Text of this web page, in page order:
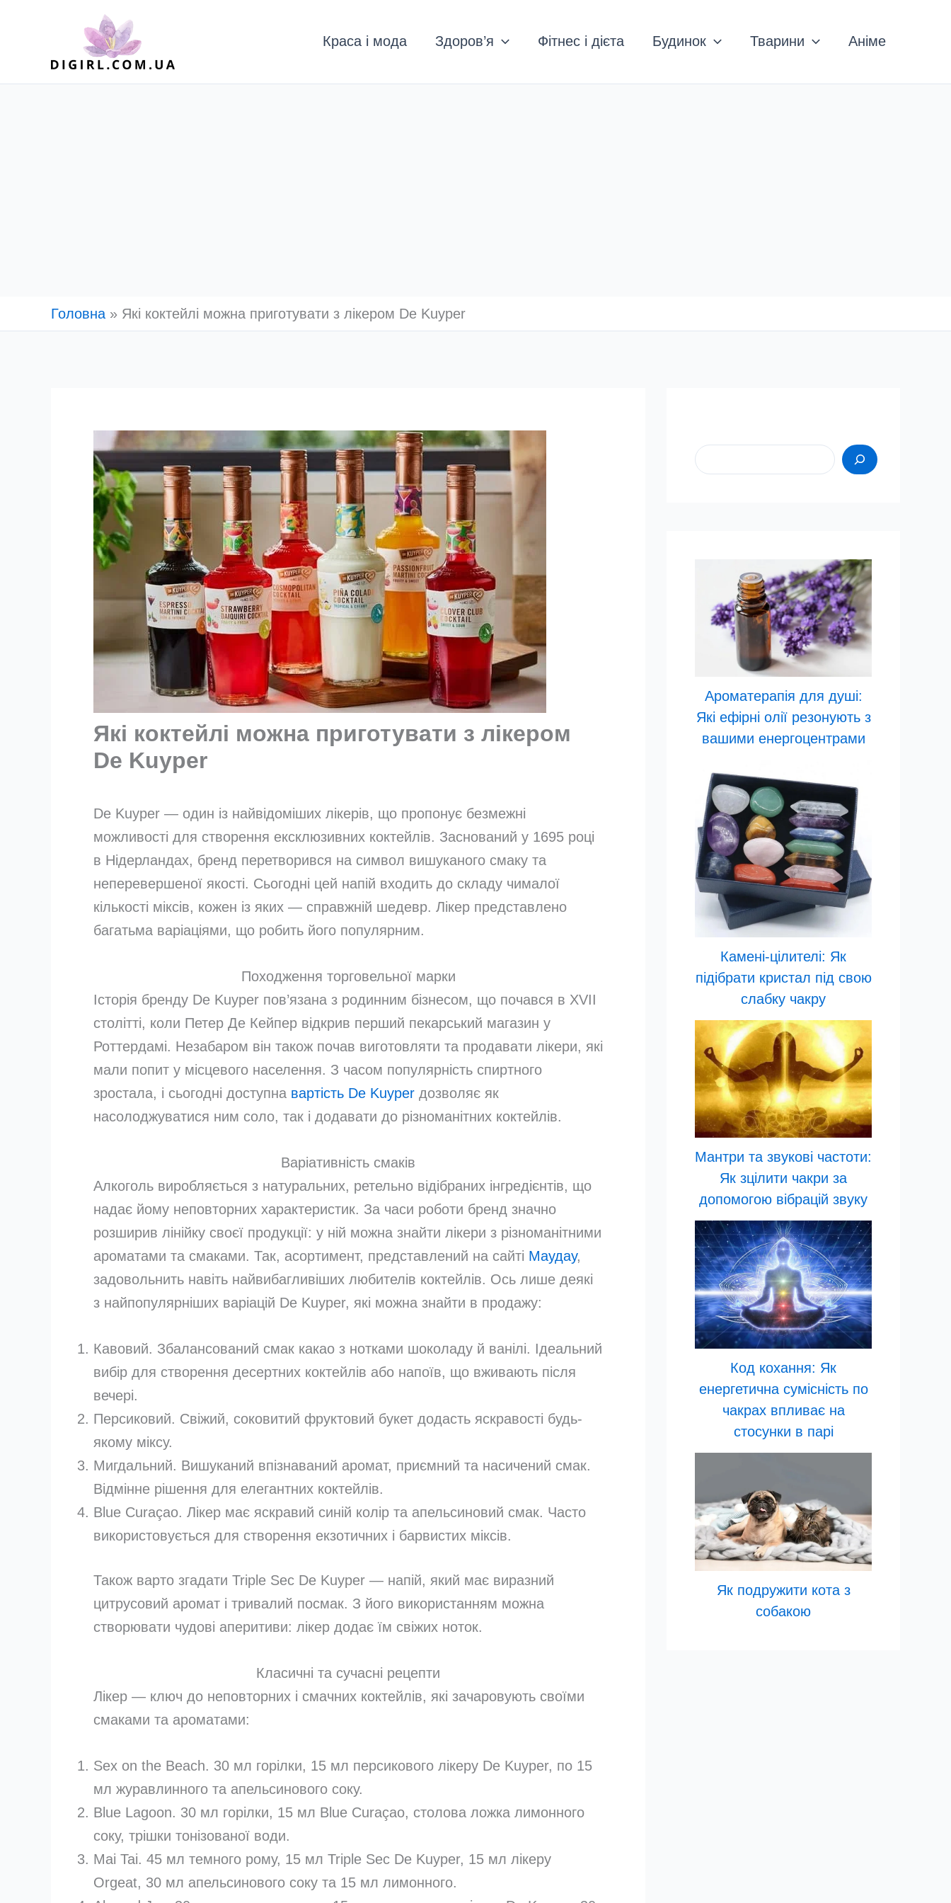
Краса і мода Здоров’я Фітнес і дієта Будинок Тварини Аніме
Головна » Які коктейлі можна приготувати з лікером De Kuyper
Які коктейлі можна приготувати з лікером
De Kuyper
De Kuyper — один із найвідоміших лікерів, що пропонує безмежні
можливості для створення ексклюзивних коктейлів. Заснований у 1695 році
в Нідерландах, бренд перетворився на символ вишуканого смаку та
неперевершеної якості. Сьогодні цей напій входить до складу чималої
кількості міксів, кожен із яких — справжній шедевр. Лікер представлено
багатьма варіаціями, що робить його популярним.
Походження торговельної марки
Історія бренду De Kuyper пов’язана з родинним бізнесом, що почався в XVII
столітті, коли Петер Де Кейпер відкрив перший пекарський магазин у
Роттердамі. Незабаром він також почав виготовляти та продавати лікери, які
мали попит у місцевого населення. З часом популярність спиртного
зростала, і сьогодні доступна вартість De Kuyper дозволяє як
насолоджуватися ним соло, так і додавати до різноманітних коктейлів.
Варіативність смаків
Алкоголь виробляється з натуральних, ретельно відібраних інгредієнтів, що
надає йому неповторних характеристик. За часи роботи бренд значно
розширив лінійку своєї продукції: у ній можна знайти лікери з різноманітними
ароматами та смаками. Так, асортимент, представлений на сайті Маудау,
задовольнить навіть найвибагливіших любителів коктейлів. Ось лише деякі
з найпопулярніших варіацій De Kuyper, які можна знайти в продажу:
Кавовий. Збалансований смак какао з нотками шоколаду й ванілі. Ідеальний
вибір для створення десертних коктейлів або напоїв, що вживають після
вечері.
Персиковий. Свіжий, соковитий фруктовий букет додасть яскравості будь-
якому міксу.
Мигдальний. Вишуканий впізнаваний аромат, приємний та насичений смак.
Відмінне рішення для елегантних коктейлів.
Blue Curaçao. Лікер має яскравий синій колір та апельсиновий смак. Часто
використовується для створення екзотичних і барвистих міксів.
Також варто згадати Triple Sec De Kuyper — напій, який має виразний
цитрусовий аромат і тривалий посмак. З його використанням можна
створювати чудові аперитиви: лікер додає їм свіжих ноток.
Класичні та сучасні рецепти
Лікер — ключ до неповторних і смачних коктейлів, які зачаровують своїми
смаками та ароматами:
Sex on the Beach. 30 мл горілки, 15 мл персикового лікеру De Kuyper, по 15
мл журавлинного та апельсинового соку.
Blue Lagoon. 30 мл горілки, 15 мл Blue Curaçao, столова ложка лимонного
соку, трішки тонізованої води.
Mai Tai. 45 мл темного рому, 15 мл Triple Sec De Kuyper, 15 мл лікеру
Orgeat, 30 мл апельсинового соку та 15 мл лимонного.
Ароматерапія для душі:
Які ефірні олії резонують з
вашими енергоцентрами
Камені-цілителі: Як
підібрати кристал під свою
слабку чакру
Мантри та звукові частоти:
Як зцілити чакри за
допомогою вібрацій звуку
Код кохання: Як
енергетична сумісність по
чакрах впливає на
стосунки в парі
Як подружити кота з
собакою